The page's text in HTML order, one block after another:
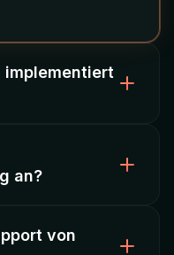
implementiert
Restaurant
und
Self-Ordering —
an?
von anderen
von